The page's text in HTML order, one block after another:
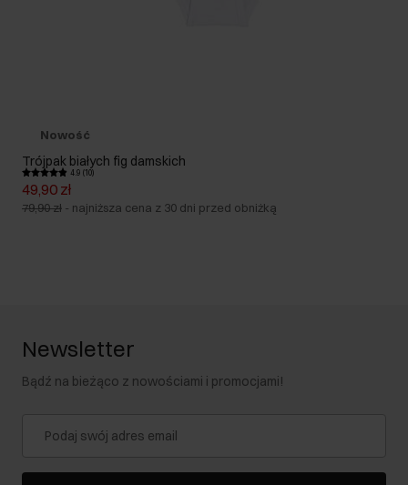
Nowość
Trójpak białych fig damskich
4.9 (10)
49,90 zł
79,90 zł - najniższa cena z 30 dni przed obniżką
Newsletter
Bądź na bieżąco z nowościami i promocjami!